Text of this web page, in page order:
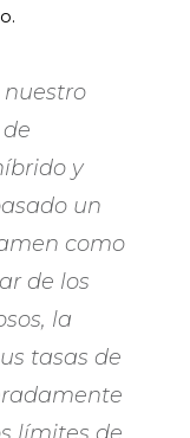
nuestro
y
un
como
de los
la
tasas de